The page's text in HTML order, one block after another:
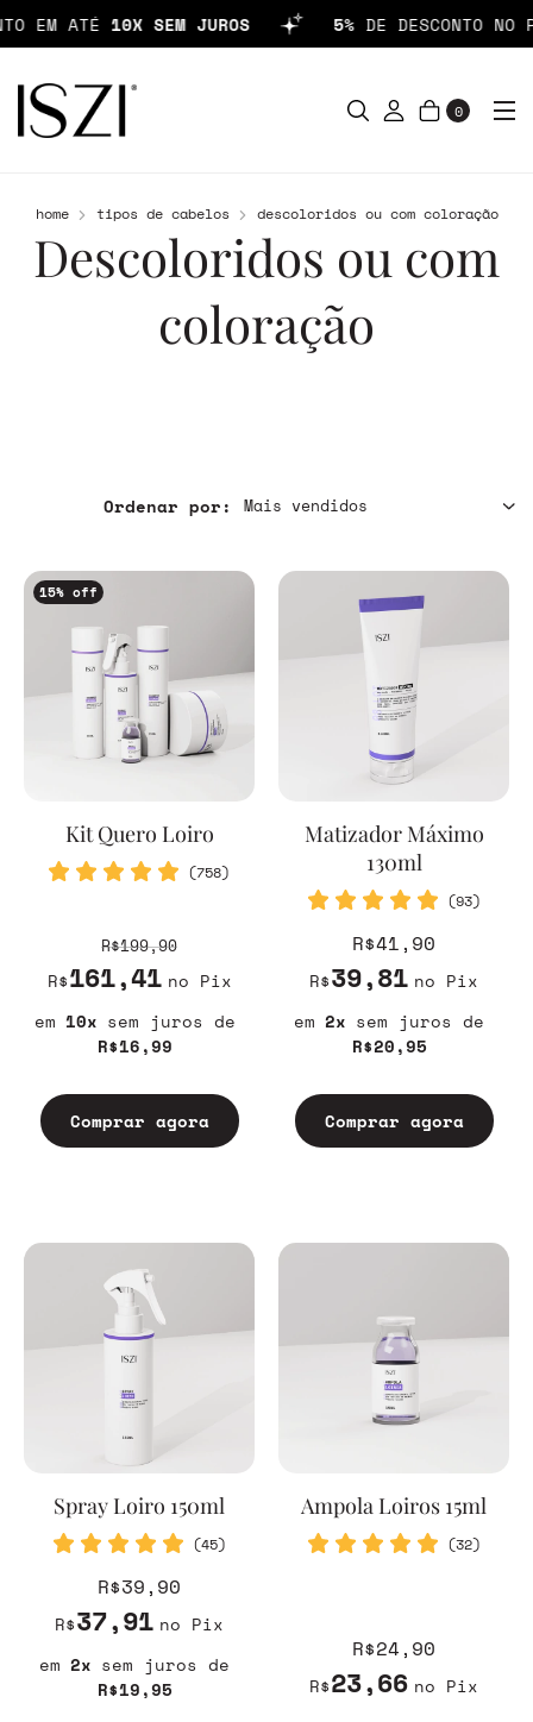
EM ATÉ10X SEM JUROS 5%DE DESCONTO NO
0
home tipos de cabelos descoloridos ou com coloração
Descoloridos ou com
coloração
Ordenar por:
15% off
Kit Quero Loiro
(758)
R$199,90
R$161,41 no Pix
10
R$16,99
sem juros
Comprar agora
Matizador Máximo
130ml
(93)
R$41,90
R$39,81 no Pix
2
R$20,95
sem juros
Comprar agora
Spray Loiro 150ml
(45)
R$39,90
R$37,91 no Pix
2
R$19,95
sem juros
Ampola Loiros 15ml
(32)
R$24,90
R$23,66 no Pix